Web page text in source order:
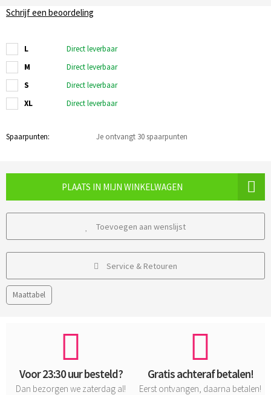
Schrijf een beoordeling
L
Direct leverbaar
M
Direct leverbaar
S
Direct leverbaar
XL
Direct leverbaar
Spaarpunten: Je ontvangt 30 spaarpunten
PLAATS IN MIJN WINKELWAGEN
Toevoegen aan wenslijst
Service & Retouren
Maattabel
Voor 23:30 uur besteld?
Dan bezorgen we zaterdag al!
Gratis achteraf betalen!
Eerst ontvangen, daarna betalen!